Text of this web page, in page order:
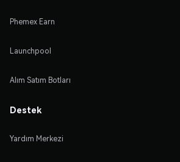
Phemex Earn
Launchpool
Alım Satım Botları
Destek
Yardım Merkezi